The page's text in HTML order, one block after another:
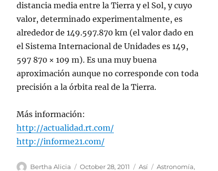
distancia media entre la Tierra y el Sol, y cuyo
valor, determinado experimentalmente, es
alrededor de 149.597.870 km (el valor dado en
el Sistema Internacional de Unidades es 149,
597 870 × 109 m). Es una muy buena
aproximación aunque no corresponde con toda
precisión a la órbita real de la Tierra.
Más información:
http://actualidad.rt.com/
http://informe21.com/
Author
Bertha Alicia
Posted
October 28, 2011 Categories
Así Tags
Astronomía,